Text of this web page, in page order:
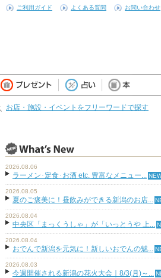
ご利用ガイド よくある質問 お問い合わせ
お店・施設・イベントをフリーワードで探す
2026.08.06
ラーメン･定食･お酒 etc. 豊富なメニュー...
2026.08.05
夏のご褒美に！昼飲みができる新潟のお店...
2026.08.04
中央区「まっくうしゃ」が「いっとうや 上...
2026.08.04
おでんで新潟を元気に！新しいおでんの魅...
2026.08.03
今週開催される新潟の花火大会｜8/3(月)～...